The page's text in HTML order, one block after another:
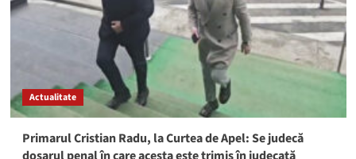
al
Cristian
Denunțătorul
primarului
Mangaliei
va
primele
Actualitate
Primarul Cristian Radu, la Curtea de Apel: Se judecă